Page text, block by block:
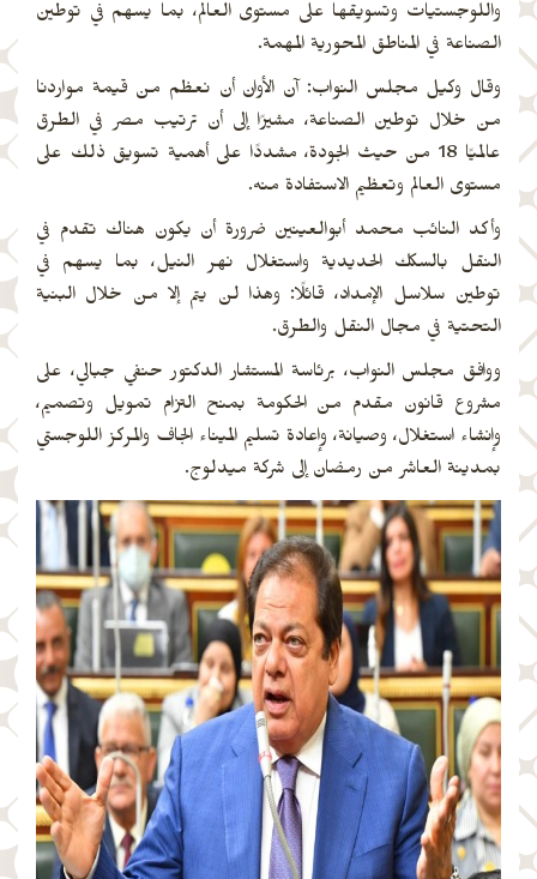
واللوجستيات وتسويقها على مستوى العالم، بما يسهم في توطين
الصناعة في المناطق المحورية المهمة.
وقال وكيل مجلس النواب: آن الأوان أن نعظم من قيمة مواردنا
من خلال توطين الصناعة، مشيرًا إلى أن ترتيب مصر في الطرق
عالميًا 18 من حيث الجودة، مشددًا على أهمية تسويق ذلك على
مستوى العالم وتعظيم الاستفادة منه.
وأكد النائب محمد أبوالعينين ضرورة أن يكون هناك تقدم في
النقل بالسكك الحديدية واستغلال نهر النيل، بما يسهم في
توطين سلاسل الإمداد، قائلًا: وهذا لن يتم إلا من خلال البنية
التحتية في مجال النقل والطرق.
ووافق مجلس النواب، برئاسة المستشار الدكتور حنفي جبالي، على
مشروع قانون مقدم من الحكومة بمنح التزام تمويل وتصميم،
وإنشاء استغلال، وصيانة، وإعادة تسليم الميناء الجاف والمركز اللوجستي
بمدينة العاشر من رمضان إلى شركة ميدلوج.